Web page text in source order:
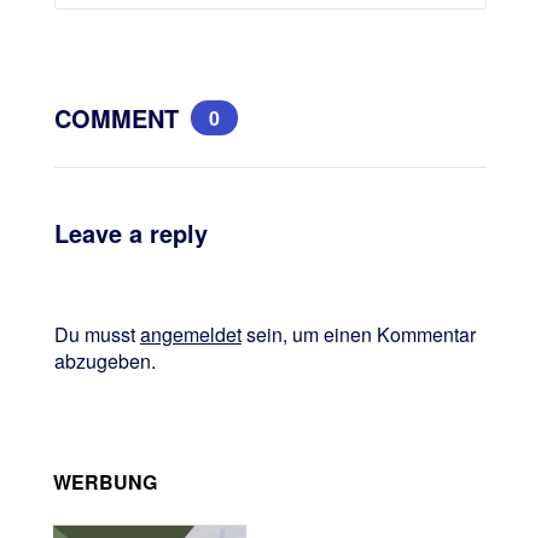
COMMENT 0
Leave a reply
Du musstangemeldetsein, um einen Kommentar
abzugeben.
WERBUNG